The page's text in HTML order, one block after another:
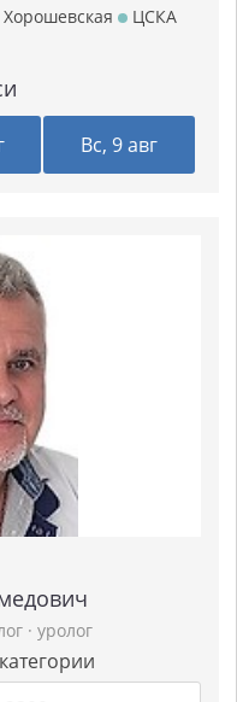
Хорошевская
ЦСКА
Вс, 9 авг
· уролог